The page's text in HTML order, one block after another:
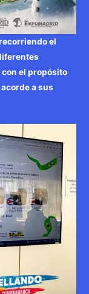
el
el propósito
a sus